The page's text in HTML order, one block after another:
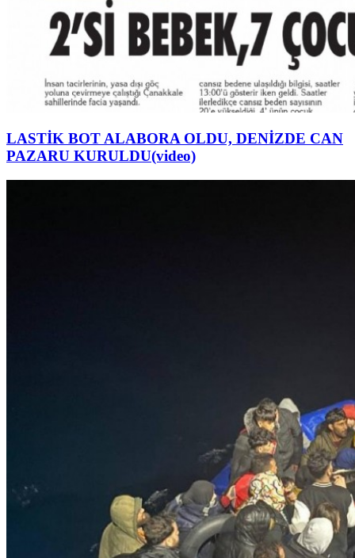
LASTİK BOT ALABORA OLDU, DENİZDE CAN
PAZARU KURULDU(video)